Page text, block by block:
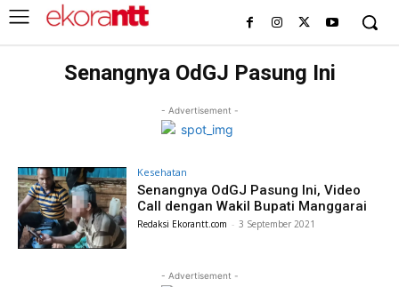
Senangnya OdGJ Pasung Ini
- Advertisement -
Kesehatan
Senangnya OdGJ Pasung Ini, Video
Call dengan Wakil Bupati Manggarai
Redaksi Ekorantt.com - 3 September 2021
- Advertisement -